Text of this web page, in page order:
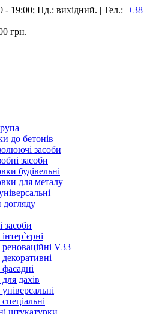
- 19:00; Нд.: вихідний. | Тел.: +38
грн.
до бетонів
засоби
засоби
будівельні
для металу
догляду
засоби
V33
дахів
штукатурки